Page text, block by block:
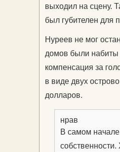
выходил на сцену.
был губителен для
Нуреев не мог
домов были набиты
компенсация за
в виде двух
долларов.
нрав
В самом